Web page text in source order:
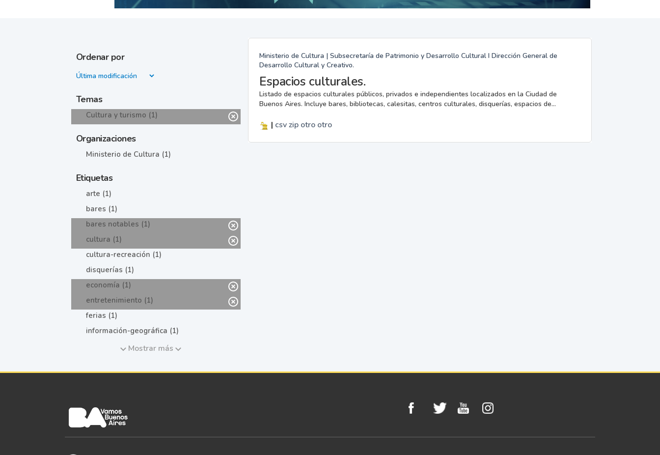
Ordenar por
Temas
Cultura y turismo (1)
Organizaciones
Ministerio de Cultura (1)
Etiquetas
arte (1)
bares (1)
bares notables (1)
cultura (1)
cultura-recreación (1)
disquerías (1)
economía (1)
entretenimiento (1)
ferias (1)
información-geográfica (1)
Mostrar más
Ministerio de Cultura | Subsecretaría de Patrimonio y Desarrollo Cultural I Dirección General de
Desarrollo Cultural y Creativo.
Espacios culturales.
Listado de espacios culturales públicos, privados e independientes localizados en la Ciudad de
Buenos Aires. Incluye bares, bibliotecas, calesitas, centros culturales, disquerías, espacios de...
| csvzip otro otro